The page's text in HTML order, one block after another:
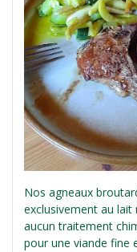
Nos agneaux
exclusivement au lait
aucun traitement
pour une viande fine